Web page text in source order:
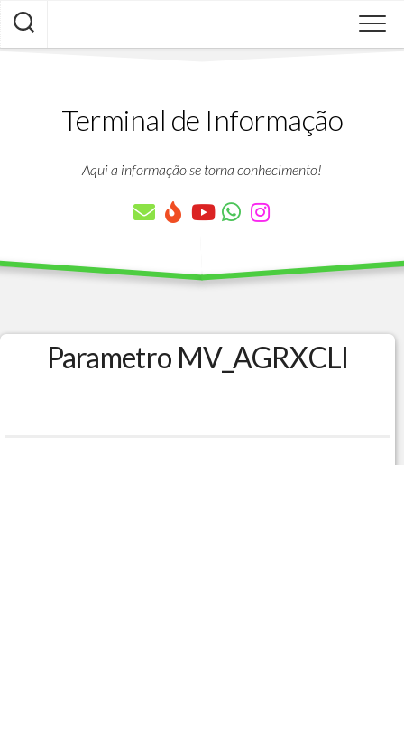
Skip
content
Terminal de Informação
Aqui a informação se torna conhecimento!
Parametro MV_AGRXCLI